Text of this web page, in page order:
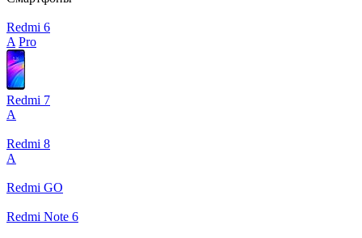
Redmi 6
A Pro
Redmi 7
A
Redmi 8
A
Redmi GO
Redmi Note 6